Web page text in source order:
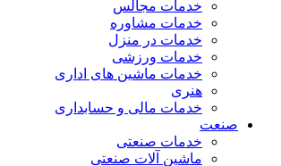
خدمات مجالس
خدمات مشاوره
خدمات در منزل
خدمات ورزشی
خدمات ماشین های اداری
هنری
خدمات مالی و حسابداری
صنعت
خدمات صنعتی
ماشین آلات صنعتی